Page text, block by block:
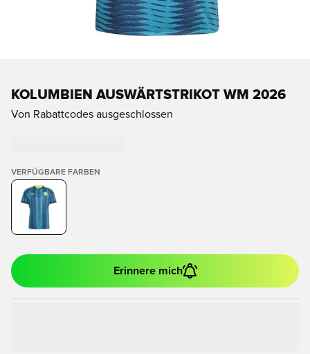
KOLUMBIEN AUSWÄRTSTRIKOT WM 2026
Von Rabattcodes ausgeschlossen
VERFÜGBARE FARBEN
Erinnere mich